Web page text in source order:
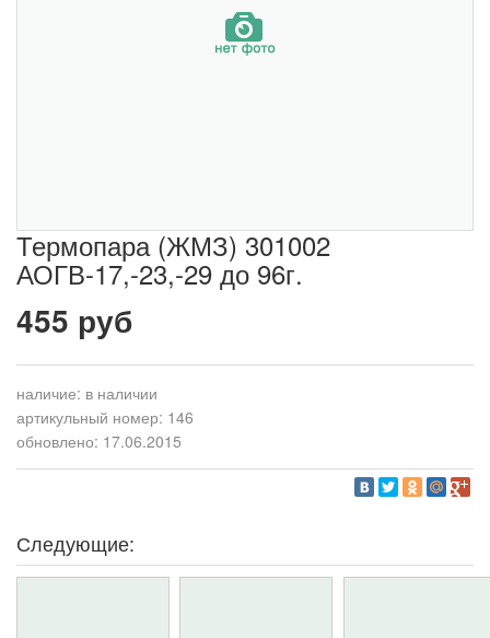
Термопара (ЖМЗ) 301002
АОГВ-17,-23,-29 до 96г.
455 руб
наличие: в наличии
артикульный номер: 146
обновлено: 17.06.2015
Следующие: